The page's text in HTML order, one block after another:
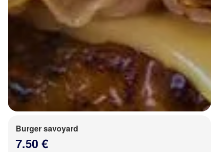
Burger savoyard
7.50 €